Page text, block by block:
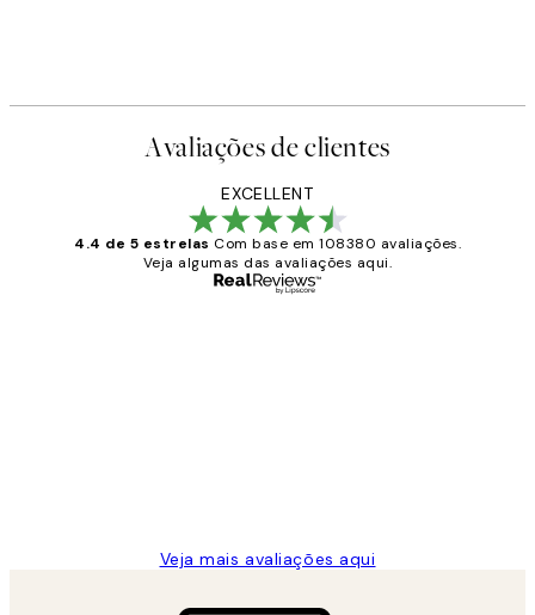
Avaliações de clientes
EXCELLENT
4.4 de 5 estrelas Com base em 108380 avaliações.
Veja algumas das avaliações aqui.
Veja mais avaliações aqui